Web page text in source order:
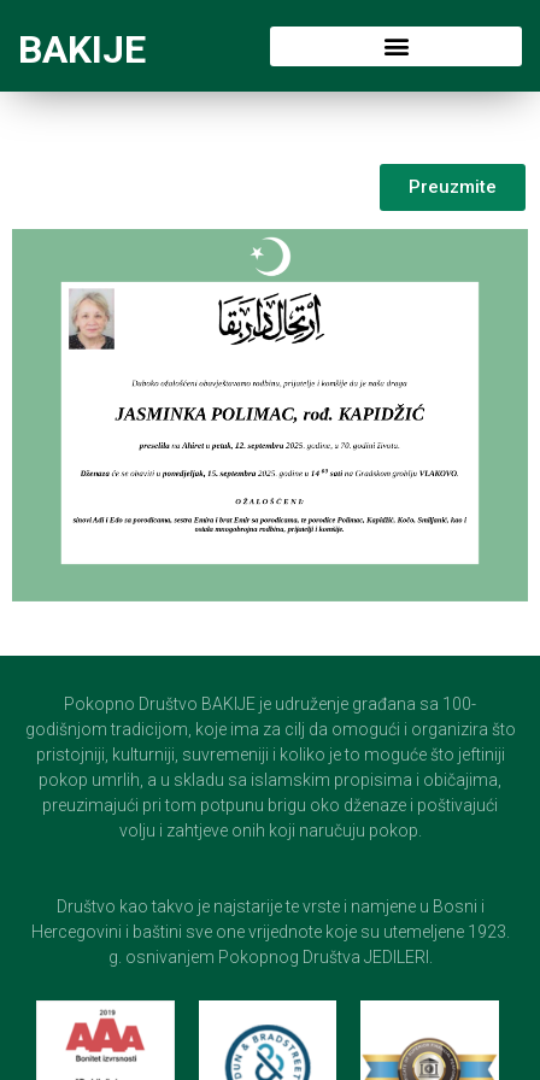
BAKIJE
Preuzmite
Pokopno Društvo BAKIJE je udruženje građana sa 100-
godišnjom tradicijom, koje ima za cilj da omogući i organizira što
pristojniji, kulturniji, suvremeniji i koliko je to moguće što jeftiniji
pokop umrlih, a u skladu sa islamskim propisima i običajima,
preuzimajući pri tom potpunu brigu oko dženaze i poštivajući
volju i zahtjeve onih koji naručuju pokop.
Društvo kao takvo je najstarije te vrste i namjene u Bosni i
Hercegovini i baštini sve one vrijednote koje su utemeljene 1923.
g. osnivanjem Pokopnog Društva JEDILERI.